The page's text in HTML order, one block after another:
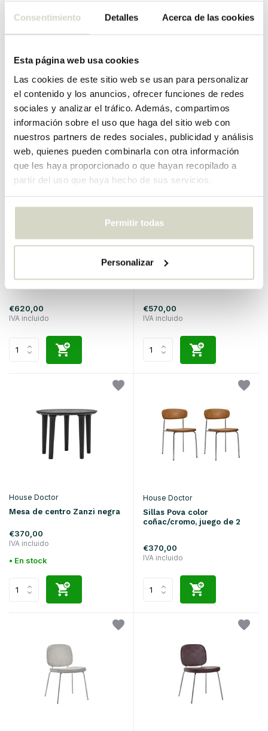
Consentimiento Detalles Acerca de las cookies
Esta página web usa cookies
Las cookies de este sitio web se usan para personalizar
el contenido y los anuncios, ofrecer funciones de redes
sociales y analizar el tráfico. Además, compartimos
información sobre el uso que haga del sitio web con
nuestros partners de redes sociales, publicidad y análisis
web, quienes pueden combinarla con otra información
que les haya proporcionado o que hayan recopilado a
partir del uso que haya hecho de sus servicios.
Permitir todas
Personalizar
House Doctor
de color marrón
€1.320,00
IVA incluido
• En stock
House Doctor
IVA incluido
€620,00
IVA incluido
House Doctor
Mesa consola Amos color
€570,00
IVA incluido
House Doctor
Mesa de centro Zanzi negra
€370,00
IVA incluido
• En stock
House Doctor
Sillas Pova color
coñac/cromo, juego de 2
€370,00
IVA incluido